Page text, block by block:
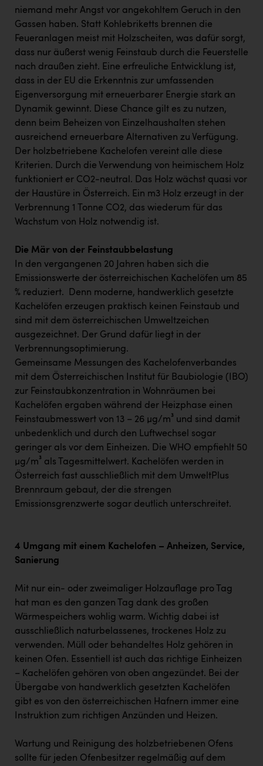
niemand mehr Angst vor angekohltem Geruch in den
Gassen haben. Statt Kohlebriketts brennen die
Feueranlagen meist mit Holzscheiten, was dafür sorgt,
dass nur äußerst wenig Feinstaub durch die Feuerstelle
nach draußen zieht. Eine erfreuliche Entwicklung ist,
dass in der EU die Erkenntnis zur umfassenden
Eigenversorgung mit erneuerbarer Energie stark an
Dynamik gewinnt. Diese Chance gilt es zu nutzen,
denn beim Beheizen von Einzelhaushalten stehen
ausreichend erneuerbare Alternativen zu Verfügung.
Der holzbetriebene Kachelofen vereint alle diese
Kriterien. Durch die Verwendung von heimischem Holz
funktioniert er CO2-neutral. Das Holz wächst quasi vor
der Haustüre in Österreich. Ein m3 Holz erzeugt in der
Verbrennung 1 Tonne CO2, das wiederum für das
Wachstum von Holz notwendig ist.
Die Mär von der Feinstaubbelastung
In den vergangenen 20 Jahren haben sich die
Emissionswerte der österreichischen Kachelöfen um 85
% reduziert. Denn moderne, handwerklich gesetzte
Kachelöfen erzeugen praktisch keinen Feinstaub und
sind mit dem österreichischen Umweltzeichen
ausgezeichnet. Der Grund dafür liegt in der
Verbrennungsoptimierung.
Gemeinsame Messungen des Kachelofenverbandes
mit dem Österreichischen Institut für Baubiologie (IBO)
zur Feinstaubkonzentration in Wohnräumen bei
Kachelöfen ergaben während der Heizphase einen
Feinstaubmesswert von 13 – 26 µg/m³ und sind damit
unbedenklich und durch den Luftwechsel sogar
geringer als vor dem Einheizen. Die WHO empfiehlt 50
µg/m³ als Tagesmittelwert. Kachelöfen werden in
Österreich fast ausschließlich mit dem UmweltPlus
Brennraum gebaut, der die strengen
Emissionsgrenzwerte sogar deutlich unterschreitet.
4 Umgang mit einem Kachelofen – Anheizen, Service,
Sanierung
Mit nur ein- oder zweimaliger Holzauflage pro Tag
hat man es den ganzen Tag dank des großen
Wärmespeichers wohlig warm. Wichtig dabei ist
ausschließlich naturbelassenes, trockenes Holz zu
verwenden. Müll oder behandeltes Holz gehören in
keinen Ofen. Essentiell ist auch das richtige Einheizen
– Kachelöfen gehören von oben angezündet. Bei der
Übergabe von handwerklich gesetzten Kachelöfen
gibt es von den österreichischen Hafnern immer eine
Instruktion zum richtigen Anzünden und Heizen.
Wartung und Reinigung des holzbetriebenen Ofens
sollte für jeden Ofenbesitzer regelmäßig auf dem